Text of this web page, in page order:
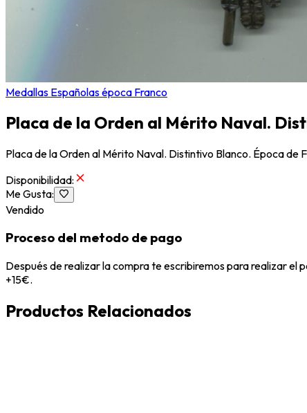
Medallas Españolas época Franco
Placa de la Orden al Mérito Naval.
Placa de la Orden al Mérito Naval. Distintivo Blanco. Época de
Disponibilidad:
Me Gusta:
Vendido
Proceso del metodo de pago
Después de realizar la compra te escribiremos para realizar el
+15€.
Productos Relacionados